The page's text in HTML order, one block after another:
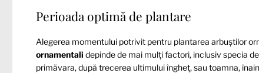
Perioada optimă de plantare
Alegerea momentului potrivit pentru plantarea arbuștilor
ornamentali depinde de mai mulți factori, inclusiv specia
primăvara, după trecerea ultimului îngheț, sau toamna,